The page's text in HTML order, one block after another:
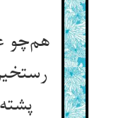
هم‌چو